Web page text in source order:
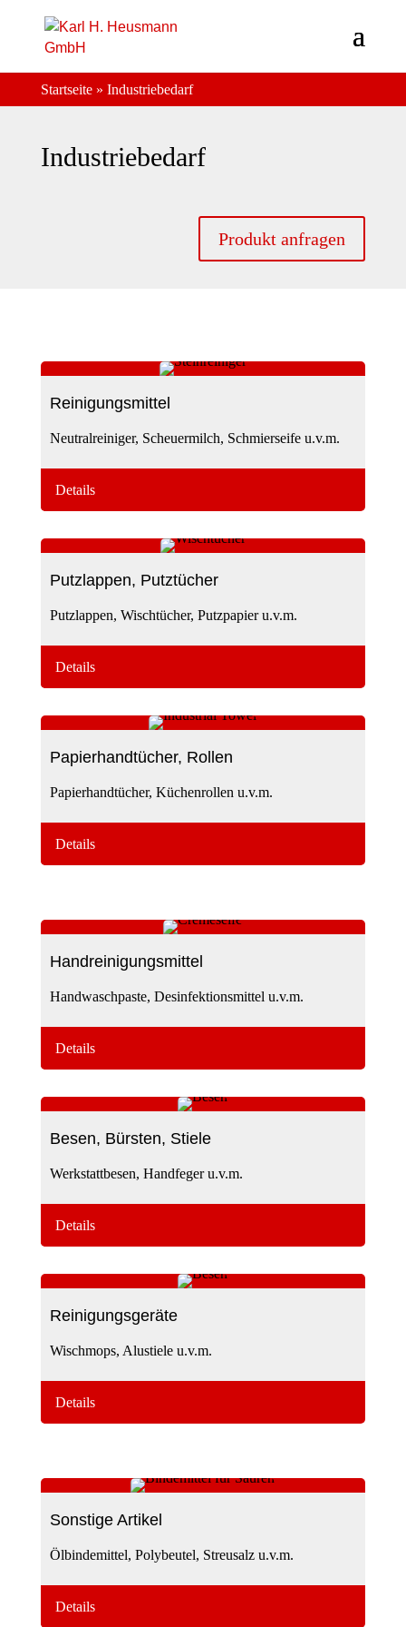
Startseite» Industriebedarf
Industriebedarf
Produkt anfragen
Reinigungsmittel
Neutralreiniger, Scheuermilch, Schmierseife u.v.m.
Details
Putzlappen, Putztücher
Putzlappen, Wischtücher, Putzpapier u.v.m.
Details
Papierhandtücher, Rollen
Papierhandtücher, Küchenrollen u.v.m.
Details
Handreinigungsmittel
Handwaschpaste, Desinfektionsmittel u.v.m.
Details
Besen, Bürsten, Stiele
Werkstattbesen, Handfeger u.v.m.
Details
Reinigungsgeräte
Wischmops, Alustiele u.v.m.
Details
Sonstige Artikel
Ölbindemittel, Polybeutel, Streusalz u.v.m.
Details